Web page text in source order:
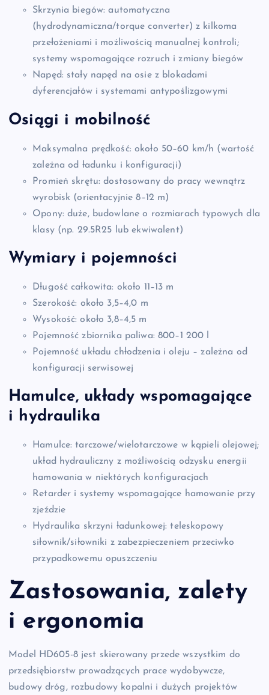
Skrzynia biegów: automatyczna
(hydrodynamiczna/torque converter) z kilkoma
przełożeniami i możliwością manualnej kontroli;
systemy wspomagające rozruch i zmiany biegów
Napęd: stały napęd na osie z blokadami
dyferencjałów i systemami antypoślizgowymi
Osiągi i mobilność
Maksymalna prędkość: około 50–60 km/h (wartość
zależna od ładunku i konfiguracji)
Promień skrętu: dostosowany do pracy wewnątrz
wyrobisk (orientacyjnie 8–12 m)
Opony: duże, budowlane o rozmiarach typowych dla
klasy (np. 29.5R25 lub ekwiwalent)
Wymiary i pojemności
Długość całkowita: około 11–13 m
Szerokość: około 3,5–4,0 m
Wysokość: około 3,8–4,5 m
Pojemność zbiornika paliwa: 800–1 200 l
Pojemność układu chłodzenia i oleju – zależna od
konfiguracji serwisowej
Hamulce, układy wspomagające
i hydraulika
Hamulce: tarczowe/wielotarczowe w kąpieli olejowej;
układ hydrauliczny z możliwością odzysku energii
hamowania w niektórych konfiguracjach
Retarder i systemy wspomagające hamowanie przy
zjeździe
Hydraulika skrzyni ładunkowej: teleskopowy
siłownik/siłowniki z zabezpieczeniem przeciwko
przypadkowemu opuszczeniu
Zastosowania, zalety
i ergonomia
Model HD605-8 jest skierowany przede wszystkim do
przedsiębiorstw prowadzących prace wydobywcze,
budowy dróg, rozbudowy kopalni i dużych projektów